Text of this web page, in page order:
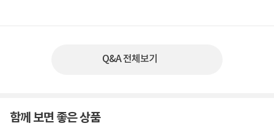
Q&A 전체보기
함께 보면 좋은 상품